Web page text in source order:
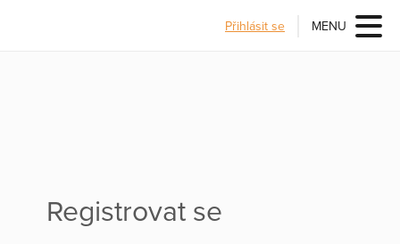
Přihlásit se MENU
Registrovat se